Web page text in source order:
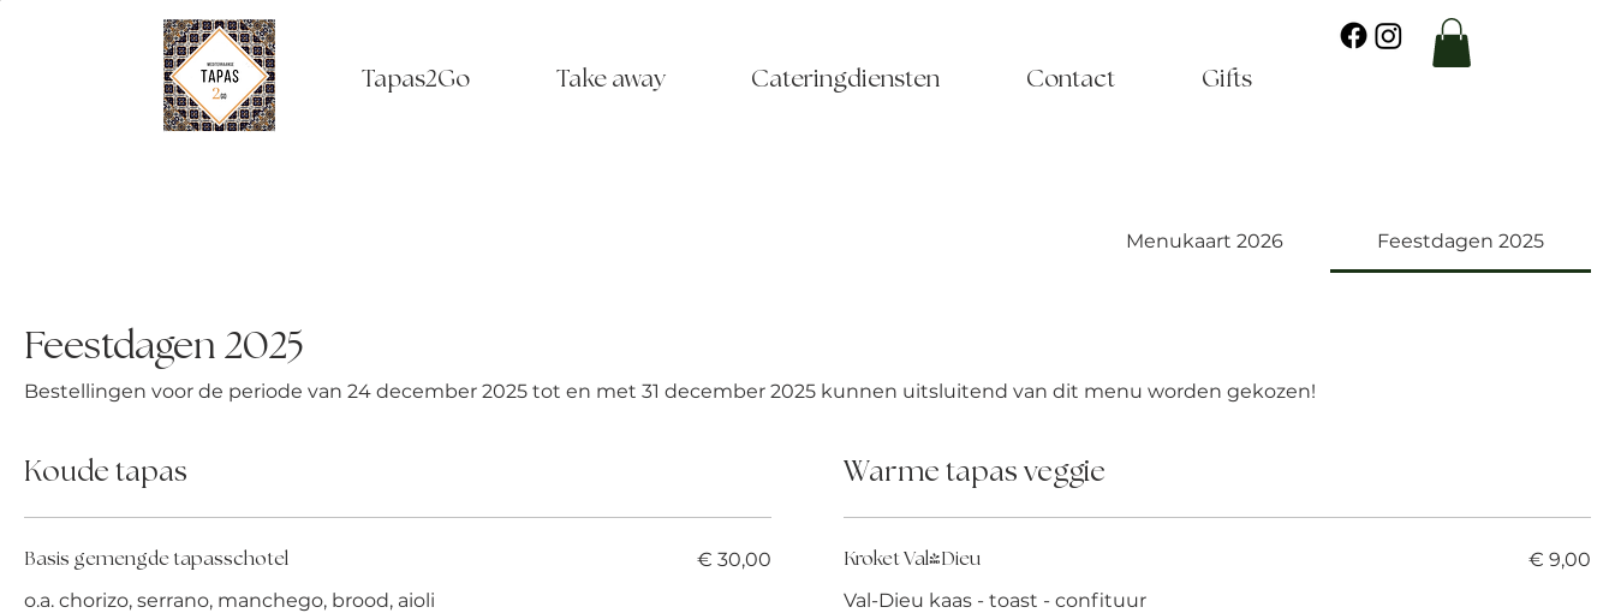
Tapas2Go Take away Cateringdiensten Contact Gifts
Menukaart 2026 Feestdagen 2025
Feestdagen 2025
Bestellingen voor de periode van 24 december 2025 tot en met 31 december 2025 kunnen uitsluitend van dit menu worden gekozen!
Koude tapas
Basis gemengde tapasschotel
o.a. chorizo, serrano, manchego, brood, aioli
€ 30,00
Warme tapas veggie
Kroket Val-Dieu
Val-Dieu kaas - toast - confituur
€ 9,00